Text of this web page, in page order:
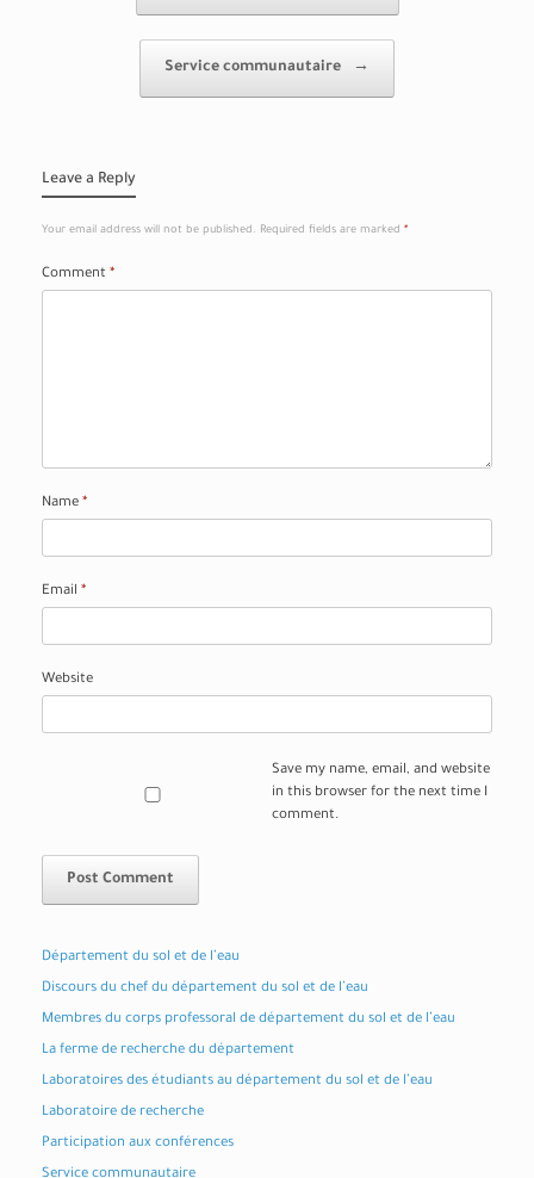
Service communautaire →
Leave a Reply
Your email address will not be published. Required fields are marked *
Comment *
Name *
Email *
Website
Save my name, email, and website
in this browser for the next time I
comment.
Département du sol et de l’eau
Discours du chef du département du sol et de l’eau
Membres du corps professoral de département du sol et de l’eau
La ferme de recherche du département
Laboratoires des étudiants au département du sol et de l’eau
Laboratoire de recherche
Participation aux conférences